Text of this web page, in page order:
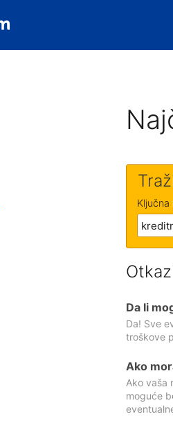
Ključna
Da li
Da! Sve
troškove
Ako
Ako vaša
moguće